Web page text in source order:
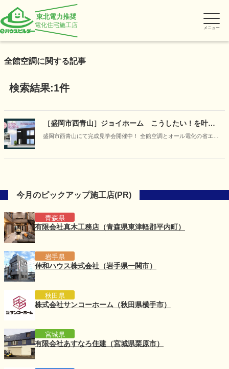
東北電力推奨
電化住宅施工店 メニュー
全館空調に関する記事
検索結果:1件
［盛岡市西青山］ジョイホーム こうしたい！を叶え
た家～開放感×収納力×自由設計～予約制完成見学会
盛岡市西青山にて完成見学会開催中！ 全館空調とオール電化の省エネ
今月のピックアップ施工店(PR)
青森県
有限会社真木工務店（青森県東津軽郡平内町）
岩手県
伸和ハウス株式会社（岩手県一関市）
秋田県
株式会社サンコーホーム（秋田県横手市）
宮城県
有限会社あすなろ住建（宮城県栗原市）